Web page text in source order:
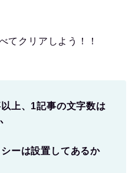
てクリアしよう！！
上、1記事の文字数は
ーは設置してあるか